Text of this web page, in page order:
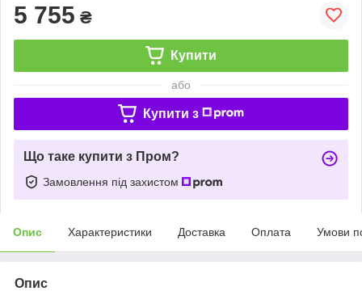
5 755 ₴
Купити
або
Купити з
Що таке купити з Пром?
Замовлення під захистом
Опис Характеристики Доставка Оплата Умови
Опис